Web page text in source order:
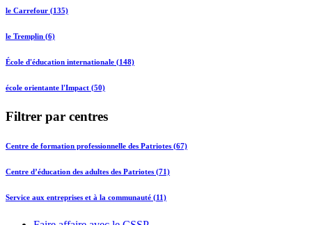
le Carrefour (135)
le Tremplin (6)
École d'éducation internationale (148)
école orientante l'Impact (50)
Filtrer par centres
Centre de formation professionnelle des Patriotes (67)
Centre d’éducation des adultes des Patriotes (71)
Service aux entreprises et à la communauté (11)